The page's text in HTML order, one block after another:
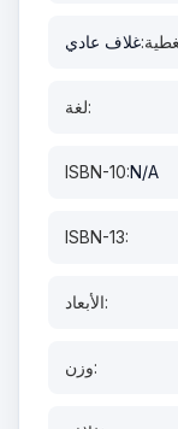
غلاف عادي
لغة:
ISBN-10:N/A
ISBN-13:
الأبعاد:
وزن: